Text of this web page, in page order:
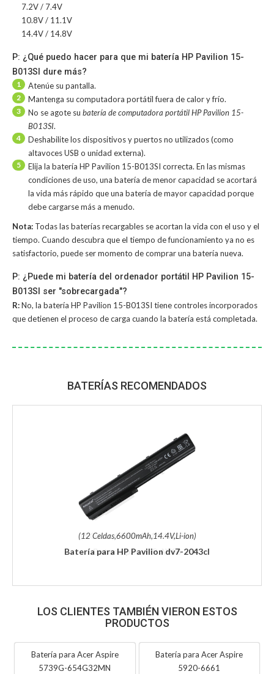
7.2V / 7.4V
10.8V / 11.1V
14.4V / 14.8V
P: ¿Qué puedo hacer para que mi batería HP Pavilion 15-
B013SI dure más?
1 Atenúe su pantalla.
2 Mantenga su computadora portátil fuera de calor y frío.
3 No se agote su batería de computadora portátil HP Pavilion 15-
B013SI.
4
Deshabilite los dispositivos y puertos no utilizados (como
altavoces USB o unidad externa).
5
Elija la batería HP Pavilion 15-B013SI correcta. En las mismas
condiciones de uso, una batería de menor capacidad se acortará
la vida más rápido que una batería de mayor capacidad porque
debe cargarse más a menudo.
Nota: Todas las baterías recargables se acortan la vida con el uso y el
tiempo. Cuando descubra que el tiempo de funcionamiento ya no es
satisfactorio, puede ser momento de comprar una batería nueva.
P: ¿Puede mi batería del ordenador portátil HP Pavilion 15-
B013SI ser "sobrecargada"?
R:No, la batería HP Pavilion 15-B013SI tiene controles incorporados
que detienen el proceso de carga cuando la batería está completada.
BATERÍAS RECOMENDADOS
(12 Celdas,6600mAh,14.4V,Li-ion)
Batería para HP Pavilion dv7-2043cl
LOS CLIENTES TAMBIÉN VIERON ESTOS
PRODUCTOS
Batería para Acer Aspire
5739G-654G32MN
Batería para Acer Aspire
5920-6661